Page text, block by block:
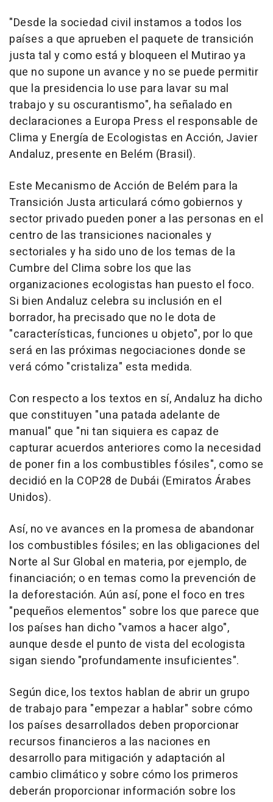
"Desde la sociedad civil instamos a todos los
países a que aprueben el paquete de transición
justa tal y como está y bloqueen el Mutirao ya
que no supone un avance y no se puede permitir
que la presidencia lo use para lavar su mal
trabajo y su oscurantismo", ha señalado en
declaraciones a Europa Press el responsable de
Clima y Energía de Ecologistas en Acción, Javier
Andaluz, presente en Belém (Brasil).
Este Mecanismo de Acción de Belém para la
Transición Justa articulará cómo gobiernos y
sector privado pueden poner a las personas en el
centro de las transiciones nacionales y
sectoriales y ha sido uno de los temas de la
Cumbre del Clima sobre los que las
organizaciones ecologistas han puesto el foco.
Si bien Andaluz celebra su inclusión en el
borrador, ha precisado que no le dota de
"características, funciones u objeto", por lo que
será en las próximas negociaciones donde se
verá cómo "cristaliza" esta medida.
Con respecto a los textos en sí, Andaluz ha dicho
que constituyen "una patada adelante de
manual" que "ni tan siquiera es capaz de
capturar acuerdos anteriores como la necesidad
de poner fin a los combustibles fósiles", como se
decidió en la COP28 de Dubái (Emiratos Árabes
Unidos).
Así, no ve avances en la promesa de abandonar
los combustibles fósiles; en las obligaciones del
Norte al Sur Global en materia, por ejemplo, de
financiación; o en temas como la prevención de
la deforestación. Aún así, pone el foco en tres
"pequeños elementos" sobre los que parece que
los países han dicho "vamos a hacer algo",
aunque desde el punto de vista del ecologista
sigan siendo "profundamente insuficientes".
Según dice, los textos hablan de abrir un grupo
de trabajo para "empezar a hablar" sobre cómo
los países desarrollados deben proporcionar
recursos financieros a las naciones en
desarrollo para mitigación y adaptación al
cambio climático y sobre cómo los primeros
deberán proporcionar información sobre los